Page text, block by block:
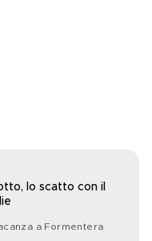
lo scatto con il
a Formentera